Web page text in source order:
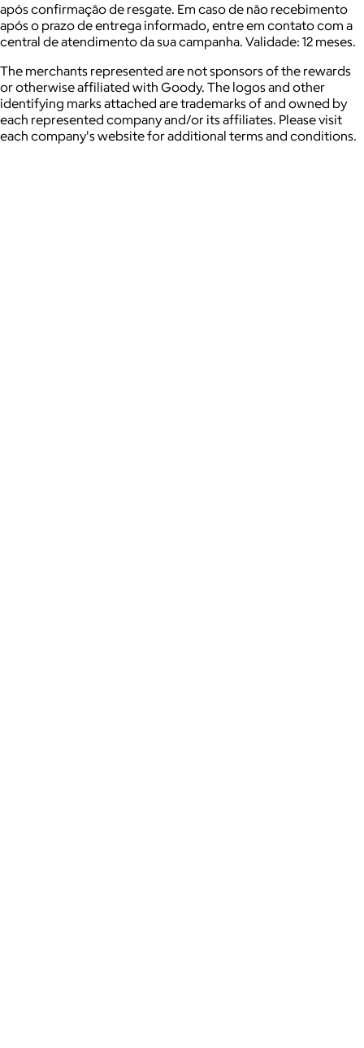
após confirmação de resgate. Em caso de não recebimento
após o prazo de entrega informado, entre em contato com a
central de atendimento da sua campanha. Validade: 12 meses.
The merchants represented are not sponsors of the rewards
or otherwise affiliated with Goody. The logos and other
identifying marks attached are trademarks of and owned by
each represented company and/or its affiliates. Please visit
each company's website for additional terms and conditions.